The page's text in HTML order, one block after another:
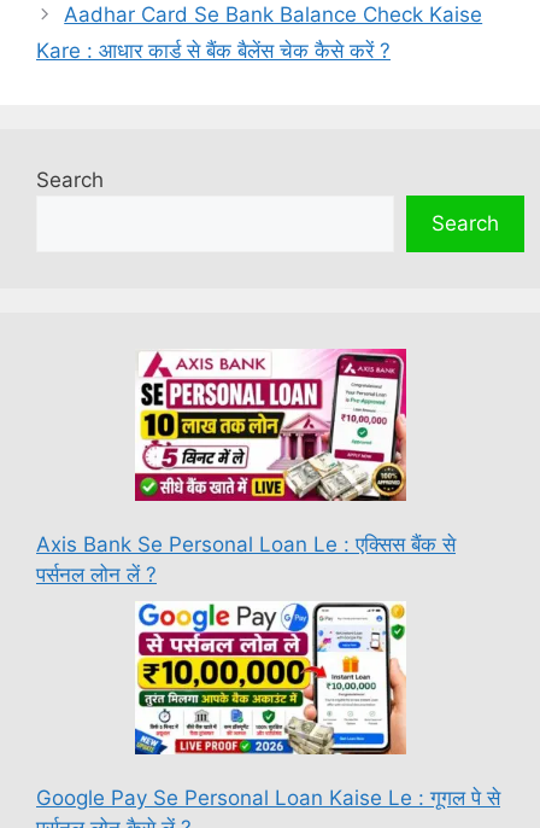
Aadhar Card Se Bank Balance Check Kaise
Kare : आधार कार्ड से बैंक बैलेंस चेक कैसे करें ?
Search
Search
Axis Bank Se Personal Loan Le : एक्सिस बैंक से
पर्सनल लोन लें ?
Google Pay Se Personal Loan Kaise Le : गूगल पे से